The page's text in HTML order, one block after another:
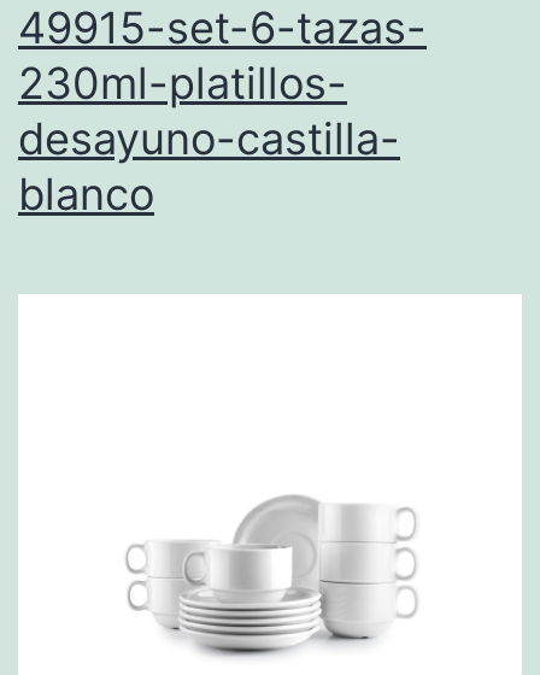
49915-set-6-tazas-
230ml-platillos-
desayuno-castilla-
blanco